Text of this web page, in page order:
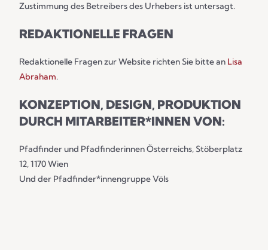
Zustimmung des Betreibers des Urhebers ist untersagt.
REDAKTIONELLE FRAGEN
Redaktionelle Fragen zur Website richten Sie bitte an Lisa
Abraham.
KONZEPTION, DESIGN, PRODUKTION
DURCH MITARBEITER*INNEN VON:
Pfadfinder und Pfadfinderinnen Österreichs, Stöberplatz
12, 1170 Wien
Und der Pfadfinder*innengruppe Völs